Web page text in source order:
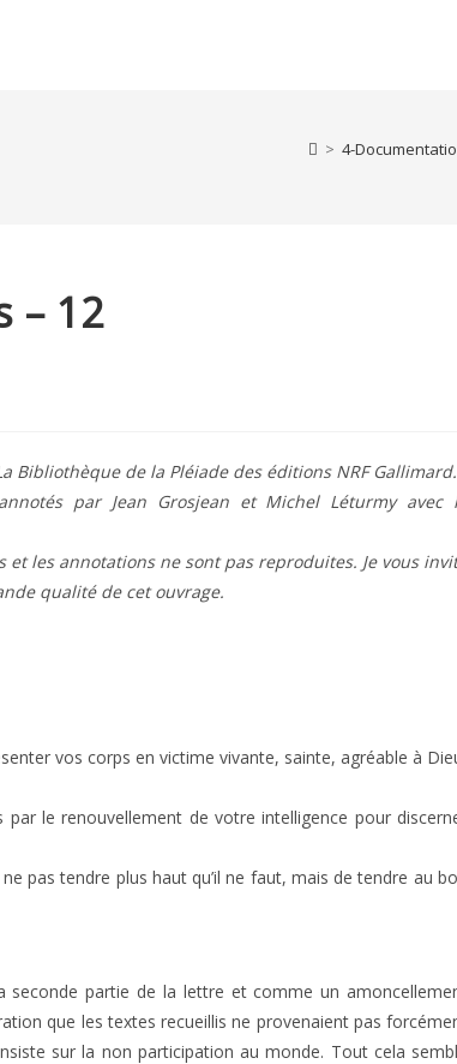
> 4-
– 12
Bibliothèque de la Pléiade des éditions NRF Gallimard.
par Jean Grosjean et Michel Léturmy avec
les annotations ne sont pas reproduites. Je vous
qualité de cet ouvrage.
vos corps en victime vivante, sainte, agréable à
le renouvellement de votre intelligence pour
pas tendre plus haut qu’il ne faut, mais de tendre au
seconde partie de la lettre et comme un
que les textes recueillis ne provenaient pas
sur la non participation au monde. Tout cela